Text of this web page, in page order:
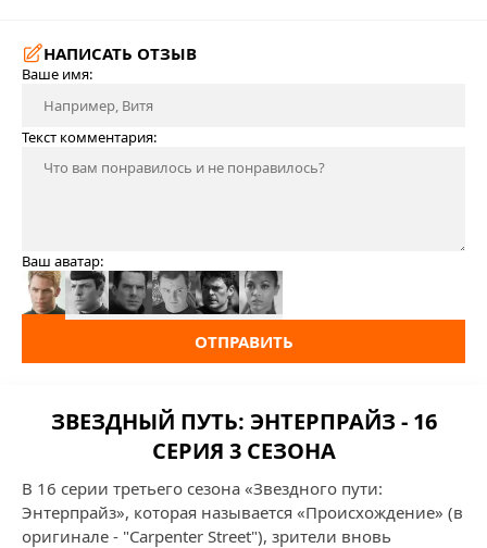
НАПИСАТЬ ОТЗЫВ
Ваше имя:
Текст комментария:
Ваш аватар:
ОТПРАВИТЬ
ЗВЕЗДНЫЙ ПУТЬ: ЭНТЕРПРАЙЗ - 16
СЕРИЯ 3 СЕЗОНА
В 16 серии третьего сезона «Звездного пути:
Энтерпрайз», которая называется «Происхождение» (в
оригинале - "Carpenter Street"), зрители вновь